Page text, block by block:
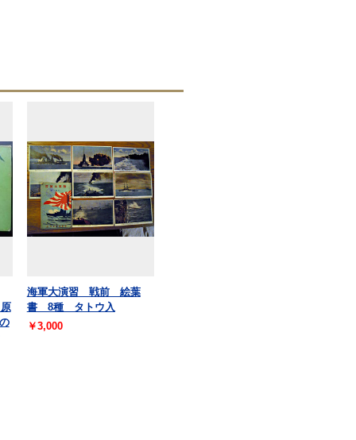
海軍大演習 戦前 絵葉
書 8種 タトウ入
￥3,000